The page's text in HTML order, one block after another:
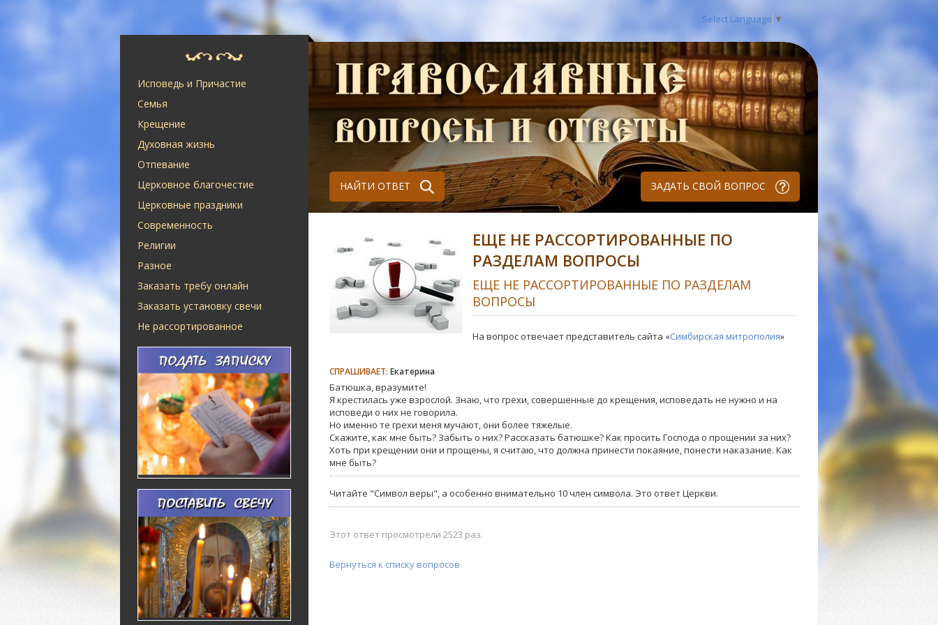
Select Language ▼
Исповедь и Причастие
Семья
Крещение
Духовная жизнь
Отпевание
Церковное благочестие
Церковные праздники
Современность
Религии
Разное
Заказать требу онлайн
Заказать установку свечи
Не рассортированное
НАЙТИ ОТВЕТ ЗАДАТЬ СВОЙ ВОПРОС
ЕЩЕ НЕ РАССОРТИРОВАННЫЕ ПО
РАЗДЕЛАМ ВОПРОСЫ
ЕЩЕ НЕ РАССОРТИРОВАННЫЕ ПО РАЗДЕЛАМ
ВОПРОСЫ
На вопрос отвечает представитель сайта «Симбирская митрополия»
СПРАШИВАЕТ: Екатерина
Батюшка, вразумите!
Я крестилась уже взрослой. Знаю, что грехи, совершенные до крещения, исповедать не нужно и на
исповеди о них не говорила.
Но именно те грехи меня мучают, они более тяжелые.
Скажите, как мне быть? Забыть о них? Рассказать батюшке? Как просить Господа о прощении за них?
Хоть при крещении они и прощены, я считаю, что должна принести покаяние, понести наказание. Как
мне быть?
Читайте "Символ веры", а особенно внимательно 10 член символа. Это ответ Церкви.
Этот ответ просмотрели 2523 раз.
Вернуться к списку вопросов